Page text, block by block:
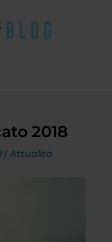
2018
|Attualità